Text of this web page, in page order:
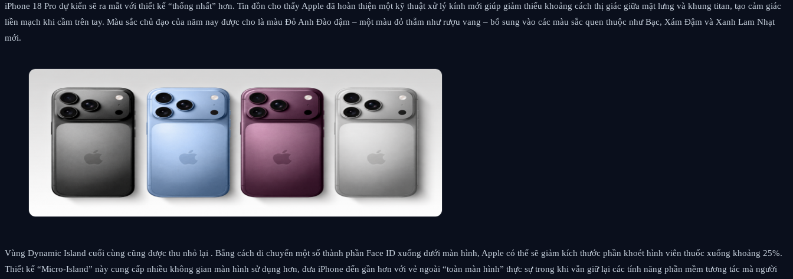
iPhone 18 Pro dự kiến ​​sẽ ra mắt với thiết kế “thống nhất” hơn. Tin đồn cho thấy Apple đã hoàn thiện một kỹ thuật xử lý kính mới giúp giảm thiểu khoảng cách thị giác giữa mặt lưng và khung titan, tạo cảm giác
liền mạch khi cầm trên tay. Màu sắc chủ đạo của năm nay được cho là màu Đỏ Anh Đào đậm – một màu đỏ thẫm như rượu vang – bổ sung vào các màu sắc quen thuộc như Bạc, Xám Đậm và Xanh Lam Nhạt
mới.
Vùng Dynamic Island cuối cùng cũng được thu nhỏ lại . Bằng cách di chuyển một số thành phần Face ID xuống dưới màn hình, Apple có thể sẽ giảm kích thước phần khoét hình viên thuốc xuống khoảng 25%.
Thiết kế “Micro-Island” này cung cấp nhiều không gian màn hình sử dụng hơn, đưa iPhone đến gần hơn với vẻ ngoài “toàn màn hình” thực sự trong khi vẫn giữ lại các tính năng phần mềm tương tác mà người